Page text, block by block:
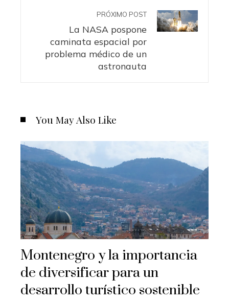
PRÓXIMO POST
La NASA pospone
caminata espacial por
problema médico de un
astronauta
You May Also Like
Montenegro y la importancia
de diversificar para un
desarrollo turístico sostenible